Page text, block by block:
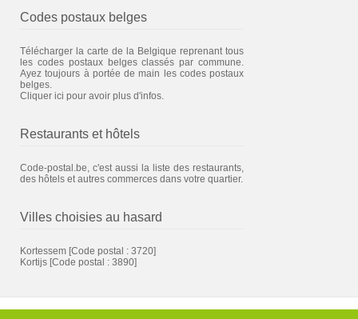
Codes postaux belges
Télécharger la carte de la Belgique reprenant tous
les codes postaux belges classés par commune.
Ayez toujours à portée de main les codes postaux
belges.
Cliquer ici pour avoir plus d'infos.
Restaurants et hôtels
Code-postal.be, c'est aussi la liste des restaurants,
des hôtels et autres commerces dans votre quartier.
Villes choisies au hasard
Kortessem [Code postal : 3720]
Kortijs [Code postal : 3890]